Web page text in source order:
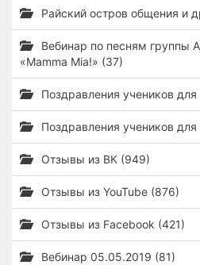
Райский остров общения и
Вебинар по песням группы
«Mamma Mia!» (37)
Поздравления учеников
Поздравления учеников для
Отзывы из ВК (949)
Отзывы из YouTube (876)
Отзывы из Facebook (421)
Вебинар 05.05.2019 (81)